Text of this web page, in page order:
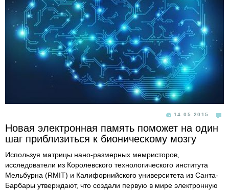
14.05.2015
Новая электронная память поможет на один
шаг приблизиться к бионическому мозгу
Используя матрицы нано-размерных мемристоров,
исследователи из Королевского технологического института
Мельбурна (RMIT) и Калифорнийского университета из Санта-
Барбары утверждают, что создали первую в мире электронную